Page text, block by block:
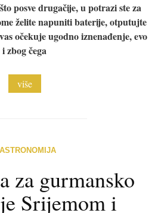
posve drugačije, u potrazi ste za
želite napuniti baterije, otputujte
očekuje ugodno iznenađenje, evo
i zbog čega
više
za gurmansko
Srijemom i